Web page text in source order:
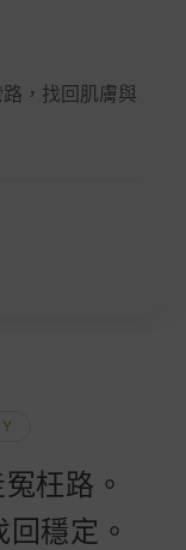
，找回肌膚與
枉路。
回穩定。